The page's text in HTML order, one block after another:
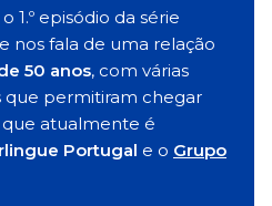
1.º episódio da série
nos fala de uma relação
50 anos, com várias
que permitiram chegar
atualmente é
Portugal e o Grupo